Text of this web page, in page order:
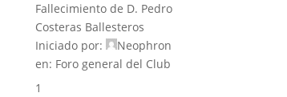
Fallecimiento de D. Pedro
Costeras Ballesteros
Iniciado por:
Neophron
en: Foro general del Club
1